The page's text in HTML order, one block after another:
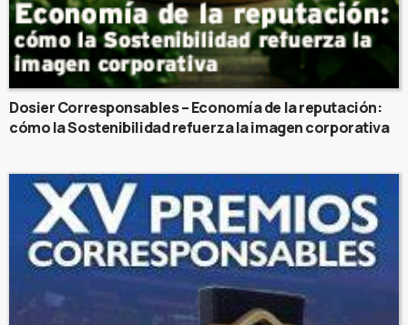
Dosier Corresponsables – Economía de la reputación:
cómo la Sostenibilidad refuerza la imagen corporativa